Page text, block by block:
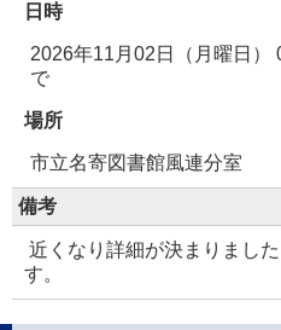
日時
2026年11月02日（月曜日）
で
場所
市立名寄図書館風連分室
備考
近くなり詳細が決まりまし
す。